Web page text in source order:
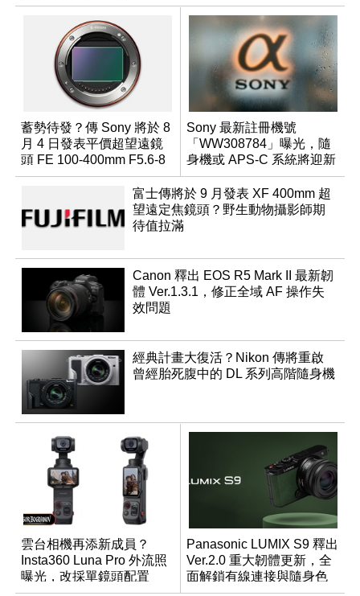
蓄勢待發？傳 Sony 將於 8
月 4 日發表平價超望遠鏡
頭 FE 100-400mm F5.6-8
Sony 最新註冊機號
「WW308784」曝光，隨
身機或 APS-C 系統將迎新
成員？
富士傳將於 9 月發表 XF 400mm 超
望遠定焦鏡頭？野生動物攝影師期
待值拉滿
Canon 釋出 EOS R5 Mark II 最新韌
體 Ver.1.3.1，修正全域 AF 操作失
效問題
經典計畫大復活？Nikon 傳將重啟
曾經胎死腹中的 DL 系列高階隨身機
雲台相機再添新成員？
Insta360 Luna Pro 外流照
曝光，改採單鏡頭配置
Panasonic LUMIX S9 釋出
Ver.2.0 重大韌體更新，全
面解鎖有線連接與隨身色
調編輯